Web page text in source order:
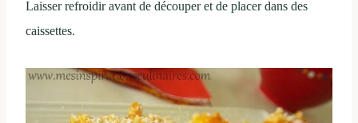
Laisser refroidir avant de découper et de placer dans des
caissettes.